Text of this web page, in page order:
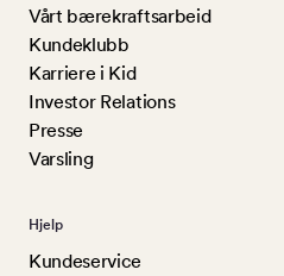
Vårt bærekraftsarbeid
Kundeklubb
Karriere i Kid
Investor Relations
Presse
Varsling
Hjelp
Kundeservice